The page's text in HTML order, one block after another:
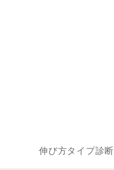
伸び方タイプ診断